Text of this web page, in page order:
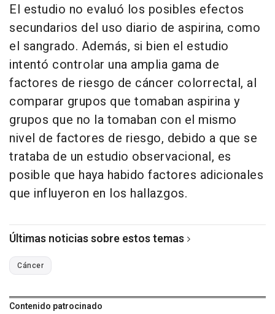
El estudio no evaluó los posibles efectos
secundarios del uso diario de aspirina, como
el sangrado. Además, si bien el estudio
intentó controlar una amplia gama de
factores de riesgo de cáncer colorrectal, al
comparar grupos que tomaban aspirina y
grupos que no la tomaban con el mismo
nivel de factores de riesgo, debido a que se
trataba de un estudio observacional, es
posible que haya habido factores adicionales
que influyeron en los hallazgos.
Últimas noticias sobre estos temas
Cáncer
Contenido patrocinado